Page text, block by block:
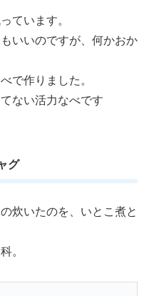
ています。
いいのですが、何かおか
で作りました。
ない活力なべです
グ
炊いたのを、いとこ煮と
。